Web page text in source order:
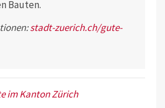
Bauten.
stadt-zuerich.ch/gute-
im Kanton Zürich